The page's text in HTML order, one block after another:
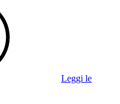
Leggi le